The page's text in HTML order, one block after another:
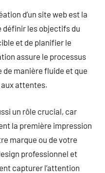
d’un site web est la
définir les objectifs du
et de planifier le
assure le processus
de manière fluide et que
attentes.
un rôle crucial, car
la première impression
marque ou de votre
professionnel et
capturer l’attention